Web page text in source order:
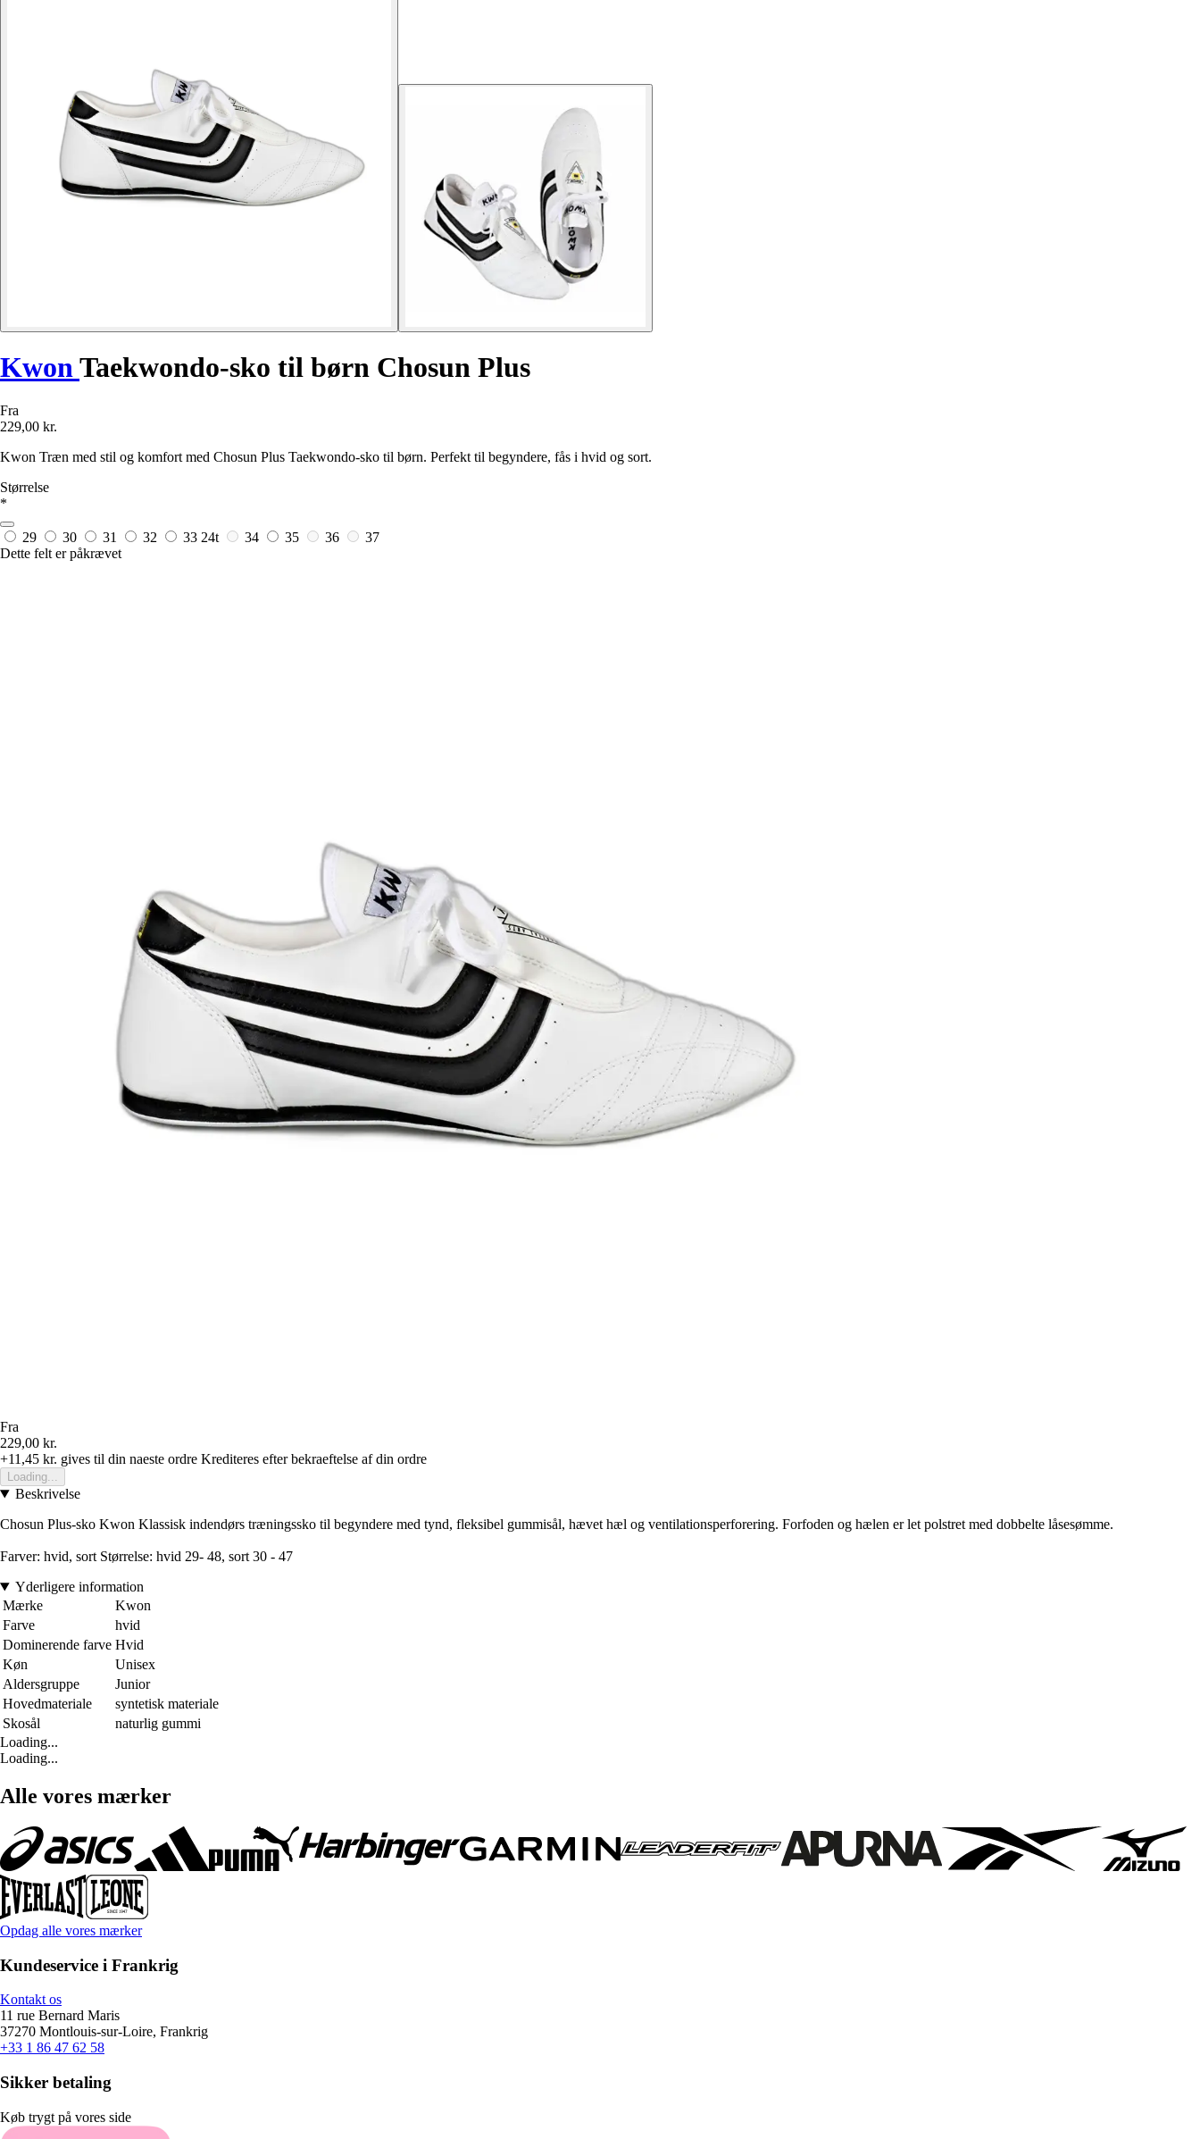
Kwon Taekwondo-sko til børn Chosun Plus
Fra
229,00 kr.
Kwon Træn med stil og komfort med Chosun Plus Taekwondo-sko til børn. Perfekt til begyndere, fås i hvid og sort.
Størrelse
*
29 30 31 32 33 24t 34 35 36
37
Dette felt er påkrævet
Fra
229,00 kr.
+11,45 kr. gives til din naeste ordre Krediteres efter bekraeftelse af din ordre
Loading...
Beskrivelse
Chosun Plus-sko Kwon Klassisk indendørs træningssko til begyndere med tynd, fleksibel gummisål, hævet hæl og ventilationsperforering. Forfoden og hælen er let polstret med dobbelte låsesømme.
Farver: hvid, sort Størrelse: hvid 29- 48, sort 30 - 47
Yderligere information
Mærke
Kwon
Farve
hvid
Dominerende farve Hvid
Køn
Unisex
Aldersgruppe
Junior
Hovedmateriale
syntetisk materiale
Skosål
naturlig gummi
Loading...
Loading...
Alle vores mærker
Opdag alle vores mærker
Kundeservice i Frankrig
Kontakt os
11 rue Bernard Maris
37270 Montlouis-sur-Loire, Frankrig
+33 1 86 47 62 58
Sikker betaling
Køb trygt på vores side